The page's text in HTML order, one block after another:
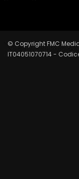
© Copyright FMC
IT04051070714 -